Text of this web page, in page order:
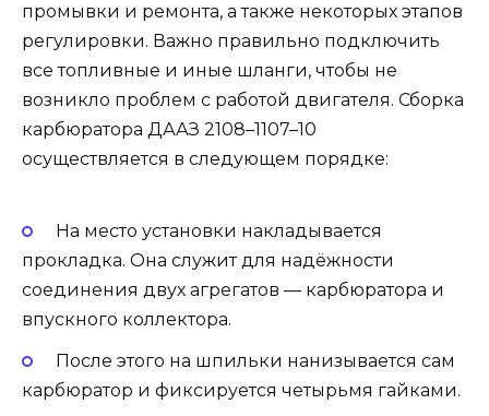
промывки и ремонта, а также некоторых этапов
регулировки. Важно правильно подключить
все топливные и иные шланги, чтобы не
возникло проблем с работой двигателя. Сборка
карбюратора ДААЗ 2108–1107–10
осуществляется в следующем порядке:
На место установки накладывается
прокладка. Она служит для надёжности
соединения двух агрегатов — карбюратора и
впускного коллектора.
После этого на шпильки нанизывается сам
карбюратор и фиксируется четырьмя гайками.